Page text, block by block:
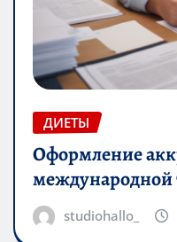
ДИЕТЫ
Оформление
международной
studiohallo_